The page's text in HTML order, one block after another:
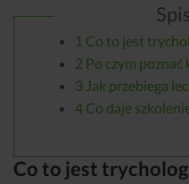
1 Co to jest
2 Po czym
3 Jak przebiega
4 Co daje
Co to jest